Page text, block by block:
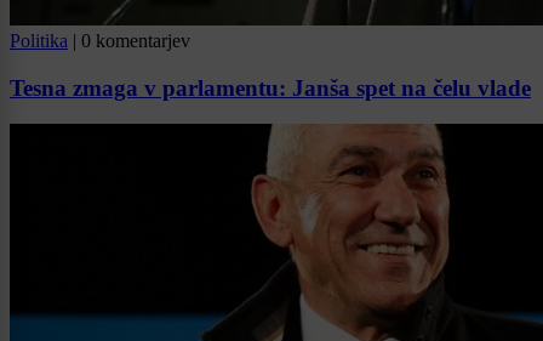
Politika | 0 komentarjev
Tesna zmaga v parlamentu: Janša spet na čelu vlade